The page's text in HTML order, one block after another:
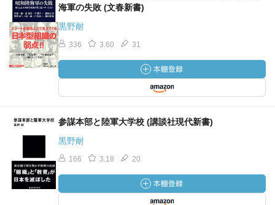
海軍の失敗 (文春新書)
黒野耐
336 3.60 31
参謀本部と陸軍大学校 (講談社現代新書)
黒野耐
166 3.18 20